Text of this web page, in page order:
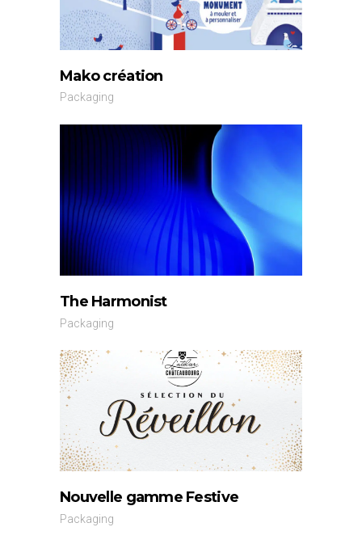
Mako création
Packaging
The Harmonist
Packaging
Nouvelle gamme Festive
Packaging